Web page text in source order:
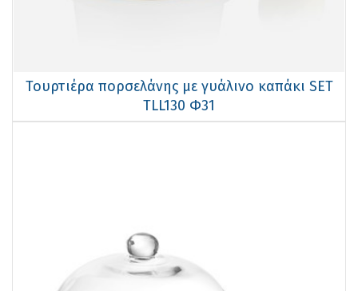
Τουρτιέρα πορσελάνης με γυάλινο καπάκι SET
TLL130 Φ31